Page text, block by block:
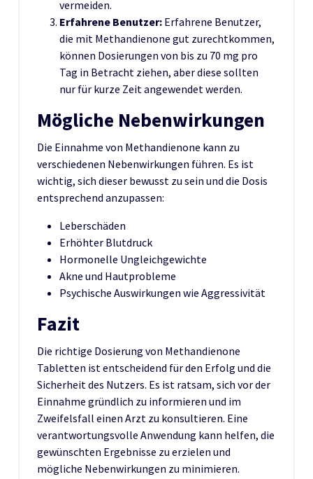
vermeiden.
Erfahrene Benutzer: Erfahrene Benutzer,
die mit Methandienone gut zurechtkommen,
können Dosierungen von bis zu 70 mg pro
Tag in Betracht ziehen, aber diese sollten
nur für kurze Zeit angewendet werden.
Mögliche Nebenwirkungen
Die Einnahme von Methandienone kann zu
verschiedenen Nebenwirkungen führen. Es ist
wichtig, sich dieser bewusst zu sein und die Dosis
entsprechend anzupassen:
Leberschäden
Erhöhter Blutdruck
Hormonelle Ungleichgewichte
Akne und Hautprobleme
Psychische Auswirkungen wie Aggressivität
Fazit
Die richtige Dosierung von Methandienone
Tabletten ist entscheidend für den Erfolg und die
Sicherheit des Nutzers. Es ist ratsam, sich vor der
Einnahme gründlich zu informieren und im
Zweifelsfall einen Arzt zu konsultieren. Eine
verantwortungsvolle Anwendung kann helfen, die
gewünschten Ergebnisse zu erzielen und
mögliche Nebenwirkungen zu minimieren.